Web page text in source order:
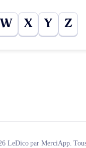
W X Y Z
LeDico par MerciApp.